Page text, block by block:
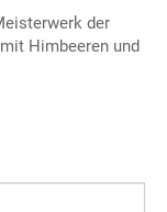
der
Himbeeren und